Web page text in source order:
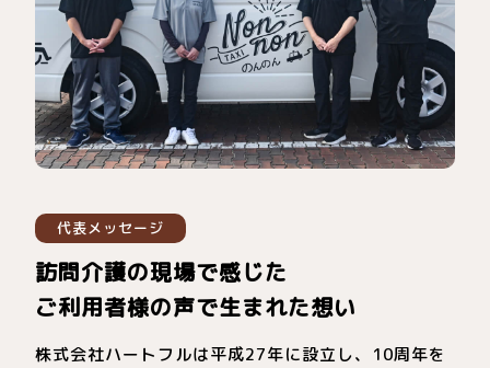
代表メッセージ
訪問介護の現場で感じた
ご利用者様の声で生まれた想い
株式会社ハートフルは平成27年に設立し、10周年を